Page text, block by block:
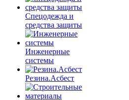
Спецодежда и
средства защиты
Инженерные
системы
Резина.Асбест